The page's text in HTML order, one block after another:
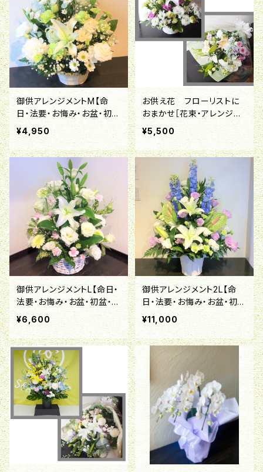
御供アレンジメントM【命
日・法要・お悔み・お盆・初
盆・お彼岸・喪中はがきが届
いたら】
¥4,950
お供え花 フローリストに
おまかせ［花束・アレンジメ
ント・喪中はがきが届いた
ら］
¥5,500
御供アレンジメントL【命日・
法要・お悔み・お盆・初盆・お
彼岸・喪中はがきが届いた
ら】
¥6,600
御供アレンジメント2L【命
日・法要・お悔み・お盆・初
盆・お彼岸・喪中はがきが届
いたら】
¥11,000